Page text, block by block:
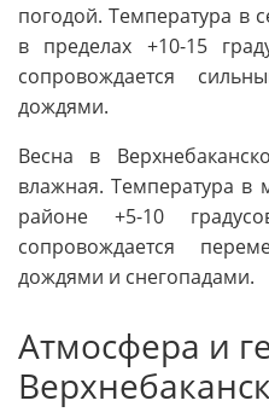
погодой. Температура в
в пределах +10-15
сопровождается
дождями.
Весна в
влажная. Температура в
районе +5-10
сопровождается
дождями и снегопадами.
Атмосфера и